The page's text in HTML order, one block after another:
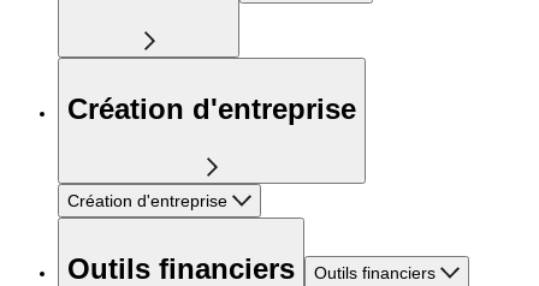
Création d'entreprise
Création d'entreprise
Outils financiers Outils financiers